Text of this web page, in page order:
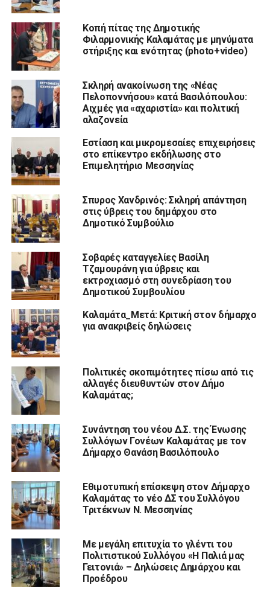
Κοπή πίτας της Δημοτικής
Φιλαρμονικής Καλαμάτας με μηνύματα
στήριξης και ενότητας (photo+video)
Σκληρή ανακοίνωση της «Νέας
Πελοποννήσου» κατά Βασιλόπουλου:
Αιχμές για «αχαριστία» και πολιτική
αλαζονεία
Εστίαση και μικρομεσαίες επιχειρήσεις
στο επίκεντρο εκδήλωσης στο
Επιμελητήριο Μεσσηνίας
Σπυρος Χανδρινός: Σκληρή απάντηση
στις ύβρεις του δημάρχου στο
Δημοτικό Συμβούλιο
Σοβαρές καταγγελίες Βασίλη
Τζαμουράνη για ύβρεις και
εκτροχιασμό στη συνεδρίαση του
Δημοτικού Συμβουλίου
Καλαμάτα_Μετά: Κριτική στον δήμαρχο
για ανακριβείς δηλώσεις
Πολιτικές σκοπιμότητες πίσω από τις
αλλαγές διευθυντών στον Δήμο
Καλαμάτας;
Συνάντηση του νέου Δ.Σ. της Ένωσης
Συλλόγων Γονέων Καλαμάτας με τον
Δήμαρχο Θανάση Βασιλόπουλο
Εθιμοτυπική επίσκεψη στον Δήμαρχο
Καλαμάτας το νέο ΔΣ του Συλλόγου
Τριτέκνων Ν. Μεσσηνίας
Με μεγάλη επιτυχία το γλέντι του
Πολιτιστικού Συλλόγου «Η Παλιά μας
Γειτονιά» – Δηλώσεις Δημάρχου και
Προέδρου